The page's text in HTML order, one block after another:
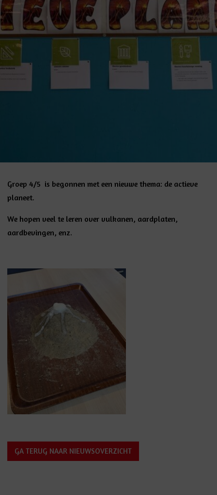
Groep 4/5 is begonnen met een nieuwe thema: de actieve
planeet.
We hopen veel te leren over vulkanen, aardplaten,
aardbevingen, enz.
GA TERUG NAAR NIEUWSOVERZICHT